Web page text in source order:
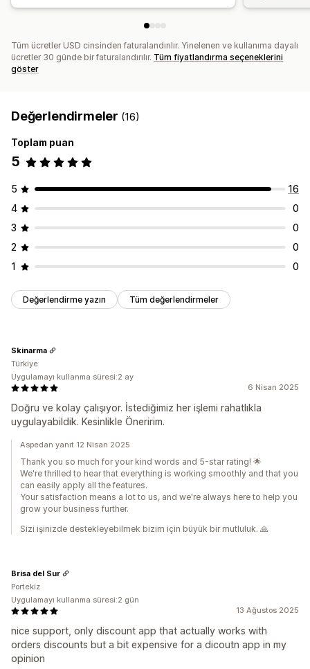
Tüm ücretler USD cinsinden faturalandırılır. Yinelenen ve kullanıma dayalı
ücretler 30 günde bir faturalandırılır. Tüm fiyatlandırma seçeneklerini
göster
Değerlendirmeler (16)
Toplam puan
5
5
16
4
0
3
0
2
0
1
0
Değerlendirme yazın Tüm değerlendirmeler
6 Nisan 2025
Doğru ve kolay çalışıyor. İstediğimiz her işlemi rahatlıkla
uygulayabildik. Kesinlikle Öneririm.
Skinarma
Türkiye
Uygulamayı kullanma süresi:2 ay
Aspedan yanıt 12 Nisan 2025
Thank you so much for your kind words and 5-star rating! 🌟
We're thrilled to hear that everything is working smoothly and that you
can easily apply all the features.
Your satisfaction means a lot to us, and we're always here to help you
grow your business further.
Sizi işinizde destekleyebilmek bizim için büyük bir mutluluk. 🙏
13 Ağustos 2025
nice support, only discount app that actually works with
orders discounts but a bit expensive for a dicoutn app in my
opinion
Brisa del Sur
Portekiz
Uygulamayı kullanma süresi:2 gün